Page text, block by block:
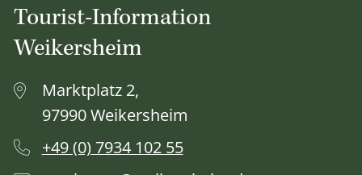
Tourist-Information
Weikersheim
Marktplatz 2,
97990 Weikersheim
+49 (0) 7934 102 55